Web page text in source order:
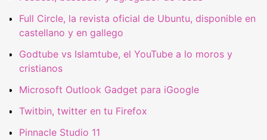
Full Circle, la revista oficial de Ubuntu, disponible en
castellano y en gallego
Godtube vs Islamtube, el YouTube a lo moros y
cristianos
Microsoft Outlook Gadget para iGoogle
Twitbin, twitter en tu Firefox
Pinnacle Studio 11